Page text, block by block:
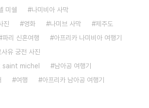
미쉘
나미비아 사막
진
영화 나미브 사막
제주도
파리 신혼여행
아프리카 나미비아 여행기
유 궁전 사진
saint michel
남아공 여행기
여행 아프리카 남아공 여행기